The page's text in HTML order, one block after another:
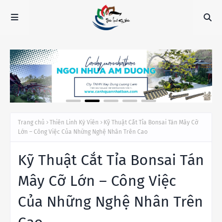
Trang chủ Thiên Linh Kỳ Viên
Kỹ Thuật Cắt Tỉa Bonsai Tán Mây Cỡ
Lớn – Công Việc Của Những Nghệ Nhân Trên Cao
Kỹ Thuật Cắt Tỉa Bonsai Tán
Mây Cỡ Lớn – Công Việc
Của Những Nghệ Nhân Trên